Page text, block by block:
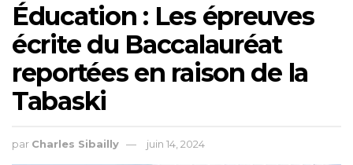
Éducation : Les épreuves
écrite du Baccalauréat
reportées en raison de la
Tabaski
par Charles Sibailly juin 14, 2024